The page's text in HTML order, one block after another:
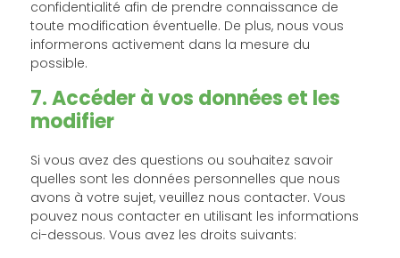
confidentialité afin de prendre connaissance de
toute modification éventuelle. De plus, nous vous
informerons activement dans la mesure du
possible.
7. Accéder à vos données et les
modifier
Si vous avez des questions ou souhaitez savoir
quelles sont les données personnelles que nous
avons à votre sujet, veuillez nous contacter. Vous
pouvez nous contacter en utilisant les informations
ci-dessous. Vous avez les droits suivants: